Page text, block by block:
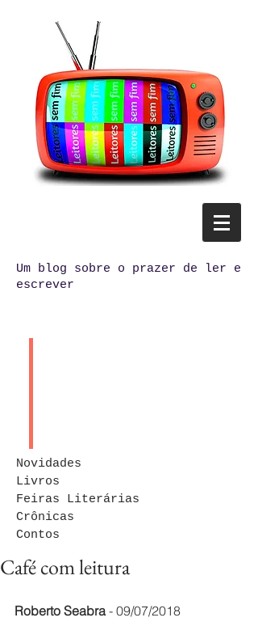
Um blog sobre o prazer de ler e
escrever
Novidades
Livros
Feiras Literárias
Crônicas
Contos
Café com leitura
Roberto Seabra - 09/07/2018